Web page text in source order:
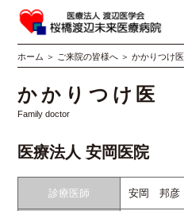
ホーム ＞ ご来院の皆様へ ＞かかりつけ医
かかりつけ医
Family doctor
医療法人 安岡医院
診療医師 安岡 邦彦